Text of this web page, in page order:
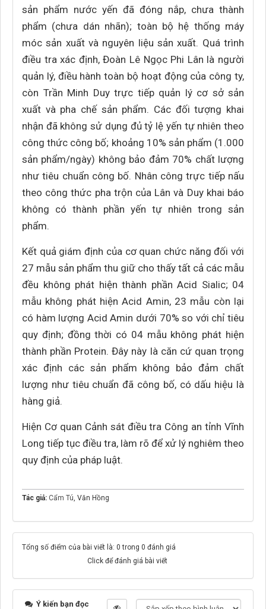
sản phẩm nước yến đã đóng nắp, chưa thành
phẩm (chưa dán nhãn); toàn bộ hệ thống máy
móc sản xuất và nguyên liệu sản xuất. Quá trình
điều tra xác định, Đoàn Lê Ngọc Phi Lân là người
quản lý, điều hành toàn bộ hoạt động của công ty,
còn Trần Minh Duy trực tiếp quản lý cơ sở sản
xuất và pha chế sản phẩm. Các đối tượng khai
nhận đã không sử dụng đủ tỷ lệ yến tự nhiên theo
công thức công bố; khoảng 10% sản phẩm (1.000
sản phẩm/ngày) không bảo đảm 70% chất lượng
như tiêu chuẩn công bố. Nhân công trực tiếp nấu
theo công thức pha trộn của Lân và Duy khai báo
không có thành phần yến tự nhiên trong sản
phẩm.
Kết quả giám định của cơ quan chức năng đối với
27 mẫu sản phẩm thu giữ cho thấy tất cả các mẫu
đều không phát hiện thành phần Acid Sialic; 04
mẫu không phát hiện Acid Amin, 23 mẫu còn lại
có hàm lượng Acid Amin dưới 70% so với chỉ tiêu
quy định; đồng thời có 04 mẫu không phát hiện
thành phần Protein. Đây này là căn cứ quan trọng
xác định các sản phẩm không bảo đảm chất
lượng như tiêu chuẩn đã công bố, có dấu hiệu là
hàng giả.
Hiện Cơ quan Cảnh sát điều tra Công an tỉnh Vĩnh
Long tiếp tục điều tra, làm rõ để xử lý nghiêm theo
quy định của pháp luật.
Tác giả: Cẩm Tú, Văn Hồng
Tổng số điểm của bài viết là: 0 trong 0 đánh giá
Click để đánh giá bài viết
Ý kiến bạn đọc